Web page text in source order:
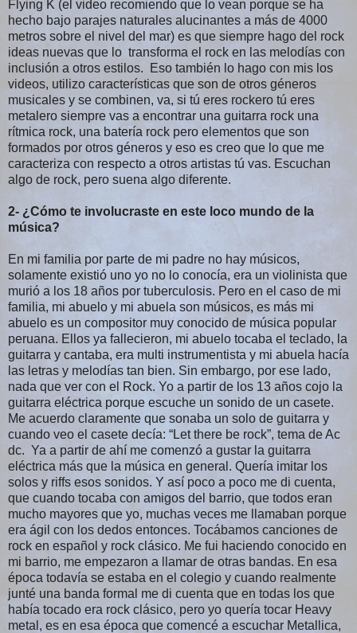
Flying K (el video recomiendo que lo vean porque se ha
hecho bajo parajes naturales alucinantes a más de 4000
metros sobre el nivel del mar) es que siempre hago del rock
ideas nuevas que lo transforma el rock en las melodías con
inclusión a otros estilos. Eso también lo hago con mis los
videos, utilizo características que son de otros géneros
musicales y se combinen, va, si tú eres rockero tú eres
metalero siempre vas a encontrar una guitarra rock una
rítmica rock, una batería rock pero elementos que son
formados por otros géneros y eso es creo que lo que me
caracteriza con respecto a otros artistas tú vas. Escuchan
algo de rock, pero suena algo diferente.
2- ¿Cómo te involucraste en este loco mundo de la
música?
En mi familia por parte de mi padre no hay músicos,
solamente existió uno yo no lo conocía, era un violinista que
murió a los 18 años por tuberculosis. Pero en el caso de mi
familia, mi abuelo y mi abuela son músicos, es más mi
abuelo es un compositor muy conocido de música popular
peruana. Ellos ya fallecieron, mi abuelo tocaba el teclado, la
guitarra y cantaba, era multi instrumentista y mi abuela hacía
las letras y melodías tan bien. Sin embargo, por ese lado,
nada que ver con el Rock. Yo a partir de los 13 años cojo la
guitarra eléctrica porque escuche un sonido de un casete.
Me acuerdo claramente que sonaba un solo de guitarra y
cuando veo el casete decía: “Let there be rock”, tema de Ac
dc. Ya a partir de ahí me comenzó a gustar la guitarra
eléctrica más que la música en general. Quería imitar los
solos y riffs esos sonidos. Y así poco a poco me di cuenta,
que cuando tocaba con amigos del barrio, que todos eran
mucho mayores que yo, muchas veces me llamaban porque
era ágil con los dedos entonces. Tocábamos canciones de
rock en español y rock clásico. Me fui haciendo conocido en
mi barrio, me empezaron a llamar de otras bandas. En esa
época todavía se estaba en el colegio y cuando realmente
junté una banda formal me di cuenta que en todas los que
había tocado era rock clásico, pero yo quería tocar Heavy
metal, es en esa época que comencé a escuchar Metallica,